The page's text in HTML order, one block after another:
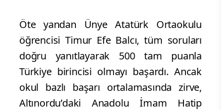
Öte yandan Ünye Atatürk Ortaokulu
öğrencisi Timur Efe Balcı, tüm soruları
doğru yanıtlayarak 500 tam puanla
Türkiye birincisi olmayı başardı. Ancak
okul bazlı başarı ortalamasında zirve,
Altınordu’daki Anadolu İmam Hatip